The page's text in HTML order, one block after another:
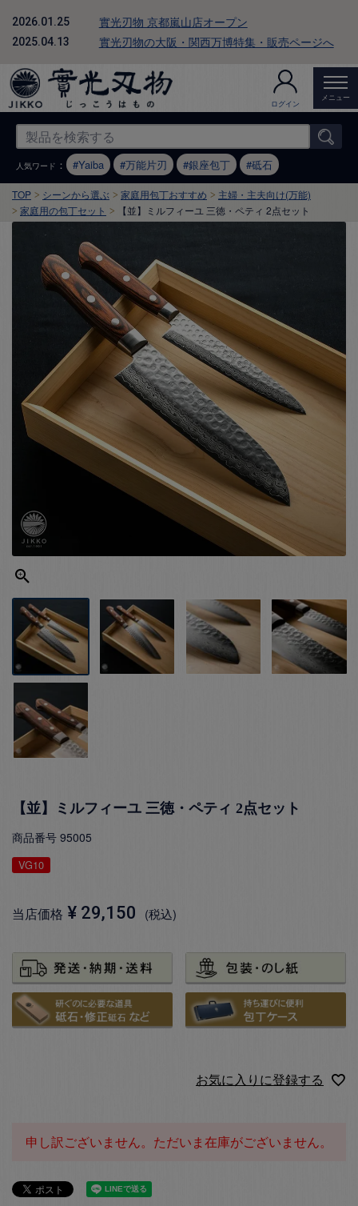
2026.01.25 實光刃物 京都嵐山店オープン
2025.04.13 實光刃物の大阪・関西万博特集・販売ページへ
ログイン
メニュー
人気ワード ： Yaiba 万能片刃 銀座包丁 砥石
TOP シーンから選ぶ 家庭用包丁おすすめ
主婦・主夫向け(万能)
家庭用の包丁セット
【並】ミルフィーユ 三徳・ペティ 2点セット
【並】ミルフィーユ 三徳・ペティ 2点セット
商品番号 95005
VG10
当店価格 ¥ 29,150 税込
お気に入りに登録する
申し訳ございません。ただいま在庫がございません。